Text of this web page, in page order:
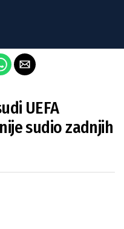
UEFA
sudio zadnjih